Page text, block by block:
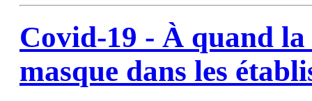
Covid-19 - À quand
masque dans les